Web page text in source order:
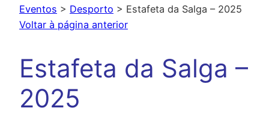
Eventos > Desporto > Estafeta da Salga – 2025
Voltar à página anterior
Estafeta da Salga –
2025